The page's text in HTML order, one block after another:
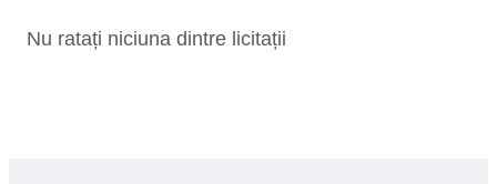
Nu ratați niciuna dintre licitații